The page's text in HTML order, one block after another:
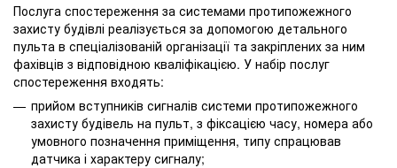
Послуга спостереження за системами протипожежного
захисту будівлі реалізується за допомогою детального
пульта в спеціалізованій організації та закріплених за ним
фахівців з відповідною кваліфікацією. У набір послуг
спостереження входять:
прийом вступників сигналів системи протипожежного
захисту будівель на пульт, з фіксацією часу, номера або
умовного позначення приміщення, типу спрацював
датчика і характеру сигналу;